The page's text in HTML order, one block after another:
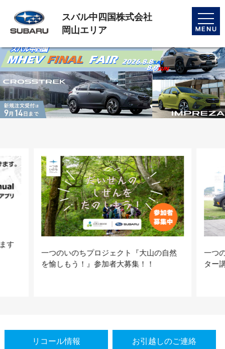
toggle
スバル中四国株式会社
岡山エリア
す
一つのいのちプロジェクト『大山の自然
を愉しもう！』参加者大募集！！
一つ
ター
リコール情報 お引越しのご連絡